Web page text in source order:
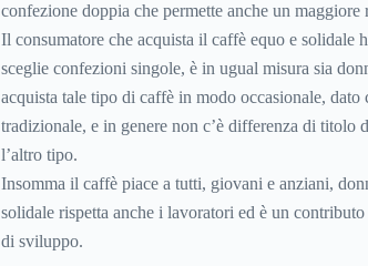
confezione doppia che permette anche un maggiore
Il consumatore che acquista il caffè equo e solidale
sceglie confezioni singole, è in ugual misura sia
acquista tale tipo di caffè in modo occasionale, dato
tradizionale, e in genere non c’è differenza di titolo
l’altro tipo.
Insomma il caffè piace a tutti, giovani e anziani,
solidale rispetta anche i lavoratori ed è un
di sviluppo.